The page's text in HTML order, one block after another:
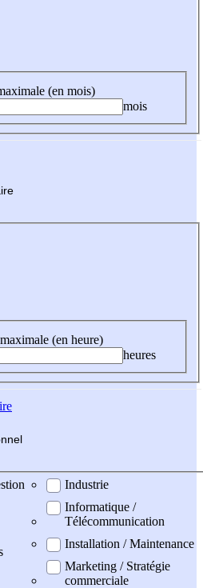
(en mois)
mois
(en heure)
heures
Industrie
Informatique /
Télécommunication
Installation / Maintenance
Marketing / Stratégie
commerciale